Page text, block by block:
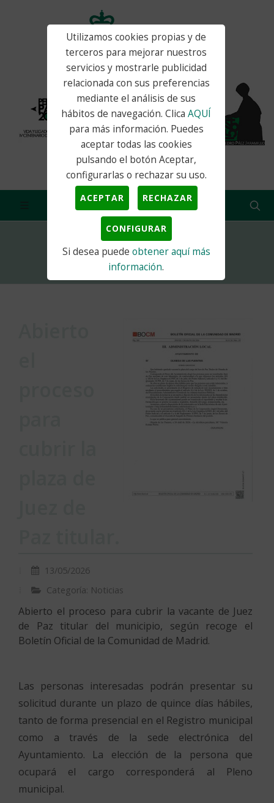
Utilizamos cookies propias y de
terceros para mejorar nuestros
servicios y mostrarle publicidad
relacionada con sus preferencias
mediante el análisis de sus
hábitos de navegación. ClicaAQUÍ
para más información. Puedes
aceptar todas las cookies
pulsando el botón Aceptar,
configurarlas o rechazar su uso.
ACEPTAR RECHAZAR
CONFIGURAR
Si desea puede obtener aquí más
información.
Inicio Actualidad
Noticias
Abierto el proceso para cubrir la plaza...
13/05/2026
Categoría: Noticias
Abierto el proceso para cubrir la vacante de Juez
de Paz titular del municipio, según recoge el
Boletín Oficial de la Comunidad de Madrid.
Las personas interesadas podrán presentar su
solicitud durante un plazo de quince días hábiles,
tanto de forma presencial en el Registro municipal
como a través de la sede electrónica del
Ayuntamiento. La elección de la persona que
ocupará el cargo corresponderá al Pleno
municipal.